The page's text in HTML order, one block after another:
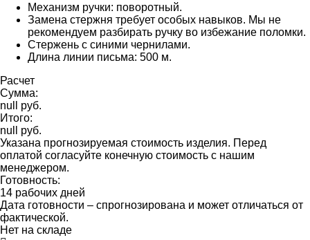
Механизм ручки: поворотный.
Замена стержня требует особых навыков. Мы не
рекомендуем разбирать ручку во избежание поломки.
Стержень с синими чернилами.
Длина линии письма: 500 м.
Расчет
Сумма:
null руб.
Итого:
null руб.
Указана прогнозируемая стоимость изделия. Перед
оплатой согласуйте конечную стоимость с нашим
менеджером.
Готовность:
14 рабочих дней
Дата готовности – спрогнозирована и может отличаться от
фактической.
Нет на складе